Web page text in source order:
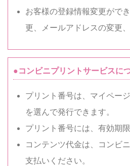
お客様の登録情報変更がで
更、メールアドレスの変更
●コンビニプリントサービスに
プリント番号は、マイペー
を選んで発行できます。
プリント番号には、有効期
コンテンツ代金は、コンビ
支払いください。